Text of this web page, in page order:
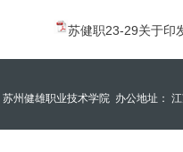
苏健职23-29关于印
苏州健雄职业技术学院 办公地址：